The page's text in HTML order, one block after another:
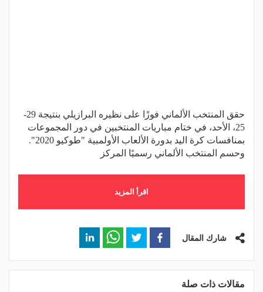
حقق المنتخب الألماني فوزًا على نظيره البرازيلي بنتيجة 29-
25، الأحد، في ختام مباريات المنتخبين في دور المجموعات
بمنافسات كرة اليد بدورة الألعاب الأولمبية "طوكيو 2020".
وحسم المنتخب الألماني رسميًا المركز
اقرأ المزيد
شارك المقال
مقالات ذات صلة